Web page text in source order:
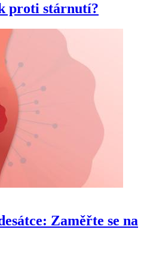
proti stárnutí?
Zaměřte se na